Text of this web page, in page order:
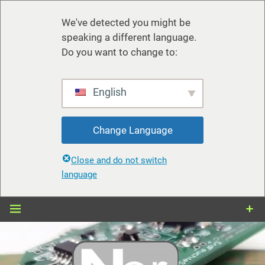
We've detected you might be
speaking a different language.
Do you want to change to:
English
Change Language
Close and do not switch
language
Zum